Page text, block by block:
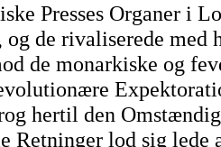
Presses Organer i
de rivaliserede med
de monarkiske og
hertil den
Retninger lod sig lede